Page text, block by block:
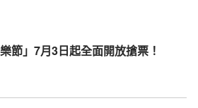
節」7月3日起全面開放搶票！